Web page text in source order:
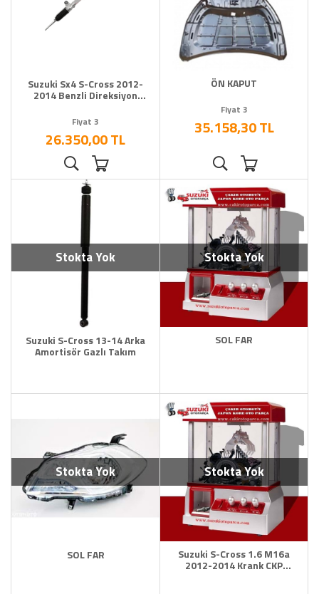
Suzuki Sx4 S-Cross 2012-
2014 Benzli Direksiyon
Fiyat 3
26.350,00 TL
ÖN KAPUT
Fiyat 3
35.158,30 TL
Stokta Yok
Suzuki S-Cross 13-14 Arka
Amortisör Gazlı Takım
Stokta Yok
SOL FAR
Stokta Yok
SOL FAR
Stokta Yok
Suzuki S-Cross 1.6 M16a
2012-2014 Krank CKP